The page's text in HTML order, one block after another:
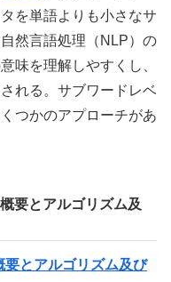
を単語よりも小さなサ
然言語処理（NLP）の
味を理解しやすくし、
れる。サブワードレベ
つかのアプローチがあ
要とアルゴリズム及
とアルゴリズム及び